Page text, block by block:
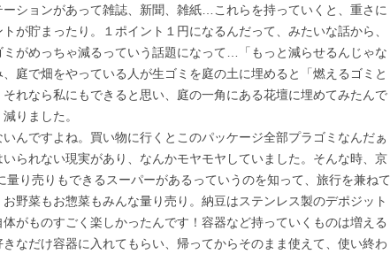
ーションがあって雑誌、新聞、雑紙…これらを持っていくと、重さに
が貯まったり。１ポイント１円になるんだって、みたいな話から、
がめっちゃ減るっていう話題になって…「もっと減らせるんじゃな
庭で畑をやっている人が生ゴミを庭の土に埋めると「燃えるゴミと
れなら私にもできると思い、庭の一角にある花壇に埋めてみたんで
りました。
んですよね。買い物に行くとこのパッケージ全部プラゴミなんだぁ
られない現実があり、なんかモヤモヤしていました。そんな時、京
量り売りもできるスーパーがあるっていうのを知って、旅行を兼ねて
野菜もお惣菜もみんな量り売り。納豆はステンレス製のデポジット
がものすごく楽しかったんです！容器など持っていくものは増える
なだけ容器に入れてもらい、帰ってからそのまま使えて、使い終わ